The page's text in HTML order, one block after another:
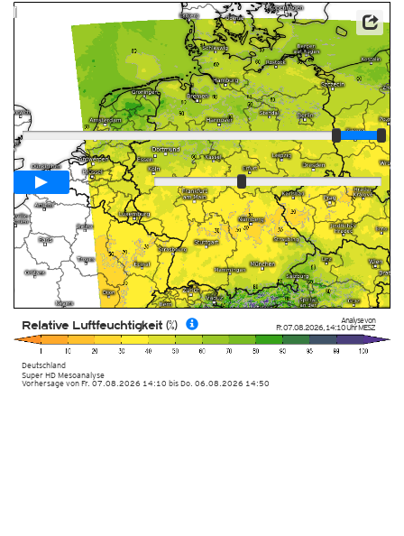
Analyse von
Fr. 07.08.2026,14:10 UhrMESZ
Deutschland
Super HD Mesoanalyse
Relative Luftfeuchtigkeit (%)
Vorhersage von Fr. 07.08.2026 14:10 bis Do. 06.08.2026 14:50
Player
Animationsspanne02:00h
Schnell
Langsam